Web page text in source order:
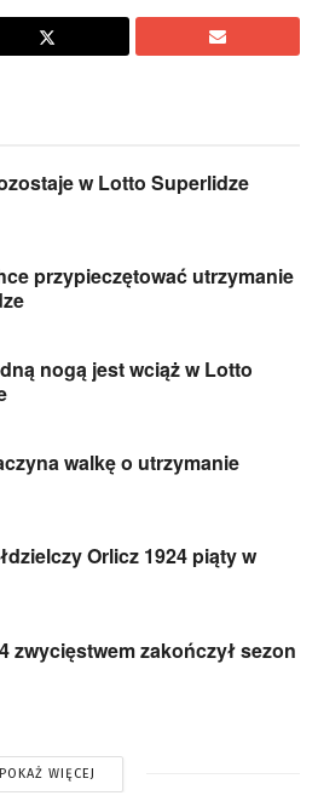
w Lotto Superlidze
przypieczętować utrzymanie
nogą jest wciąż w Lotto
walkę o utrzymanie
Orlicz 1924 piąty w
zwycięstwem zakończył sezon
POKAŻ WIĘCEJ